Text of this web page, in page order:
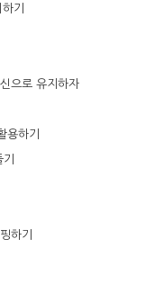
기
으로 유지하자
하기
하기